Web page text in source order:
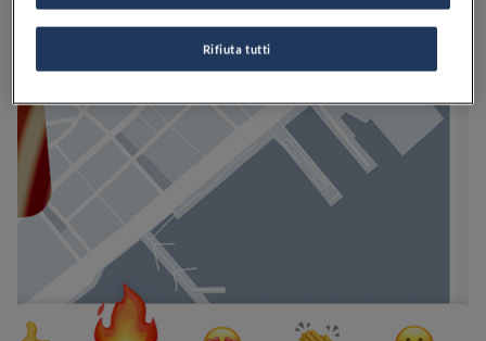
Rifiuta tutti